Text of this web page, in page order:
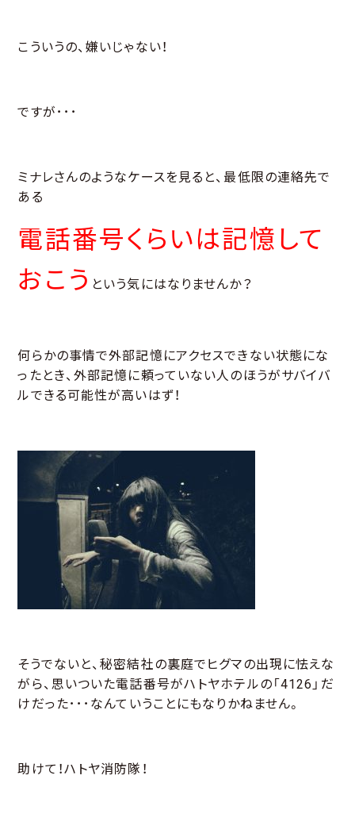
こういうの、嫌いじゃない！
ですが･･･
ミナレさんのようなケースを見ると、最低限の連絡先で
ある
電話番号くらいは記憶して
おこう という気にはなりませんか？
何らかの事情で外部記憶にアクセスできない状態にな
ったとき、外部記憶に頼っていない人のほうがサバイバ
ルできる可能性が高いはず！
そうでないと、秘密結社の裏庭でヒグマの出現に怯えな
がら、思いついた電話番号がハトヤホテルの「4126」だ
けだった･･･なんていうことにもなりかねません。
助けて！ハトヤ消防隊！